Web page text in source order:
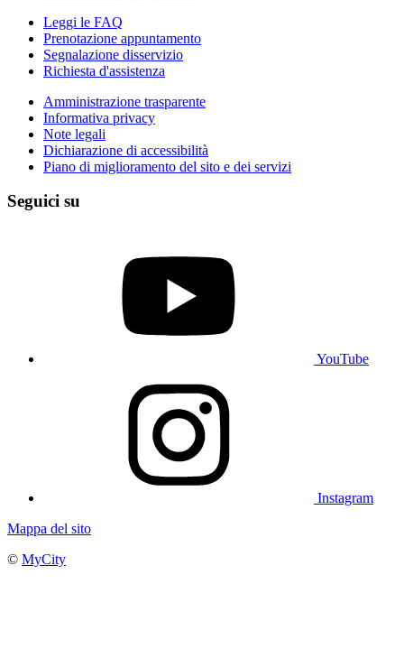
Leggi le FAQ
Prenotazione appuntamento
Segnalazione disservizio
Richiesta d'assistenza
Amministrazione trasparente
Informativa privacy
Note legali
Dichiarazione di accessibilità
Piano di miglioramento del sito e dei servizi
Seguici su
YouTube
Instagram
Mappa del sito
© MyCity